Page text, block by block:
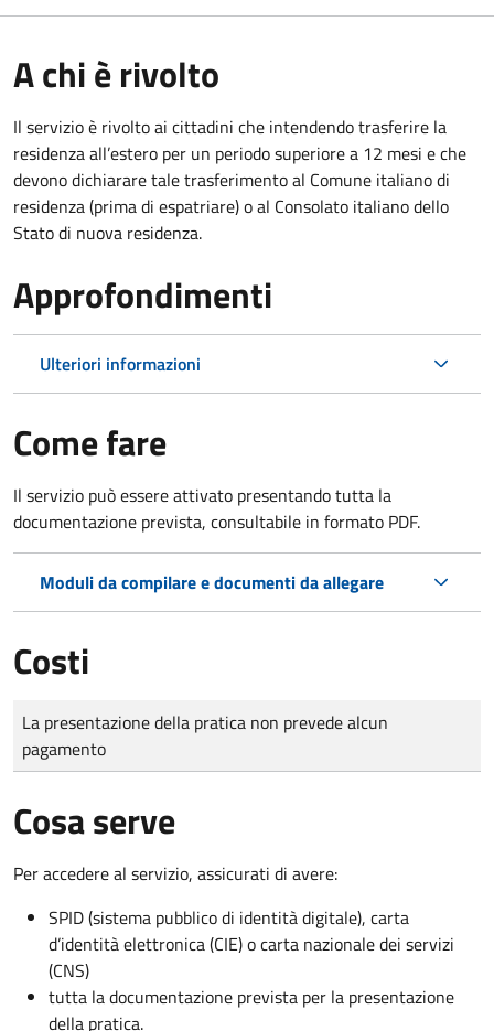
A chi è rivolto
Il servizio è rivolto ai cittadini che intendendo trasferire la
residenza all’estero per un periodo superiore a 12 mesi e che
devono dichiarare tale trasferimento al Comune italiano di
residenza (prima di espatriare) o al Consolato italiano dello
Stato di nuova residenza.
Approfondimenti
Ulteriori informazioni
Come fare
Il servizio può essere attivato presentando tutta la
documentazione prevista, consultabile in formato PDF.
Moduli da compilare e documenti da allegare
Costi
Tipo di pagamento
Importo
La presentazione della pratica non prevede alcun
pagamento
Cosa serve
Per accedere al servizio, assicurati di avere:
SPID (sistema pubblico di identità digitale), carta
d’identità elettronica (CIE) o carta nazionale dei servizi
(CNS)
tutta la documentazione prevista per la presentazione
della pratica.